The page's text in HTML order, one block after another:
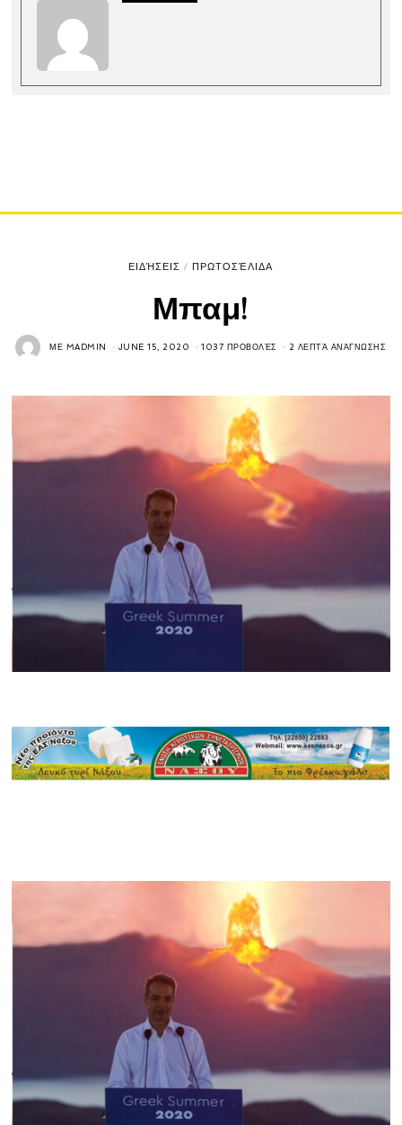
ΕΙΔΉΣΕΙΣ / ΠΡΩΤΟΣΈΛΙΔΑ
Μπαμ!
ΜΕ MADMIN JUNE 15, 2020 1037 ΠΡΟΒΟΛΈΣ 2 ΛΕΠΤΆ ΑΝΆΓΝΩΣΗΣ